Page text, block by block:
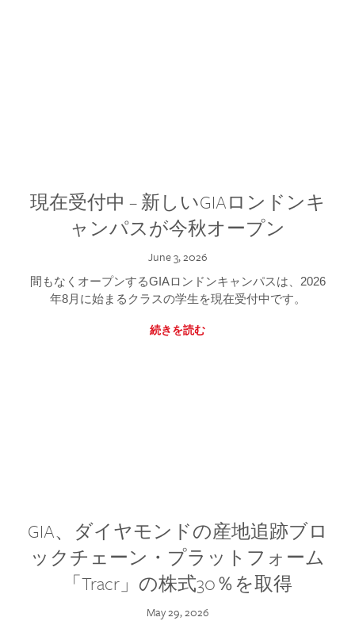
現在受付中 – 新しいGIAロンドンキ
ャンパスが今秋オープン
June 3, 2026
間もなくオープンするGIAロンドンキャンパスは、2026
年8月に始まるクラスの学生を現在受付中です。
続きを読む
GIA、ダイヤモンドの産地追跡ブロ
ックチェーン・プラットフォーム
「Tracr」の株式30％を取得
May 29, 2026